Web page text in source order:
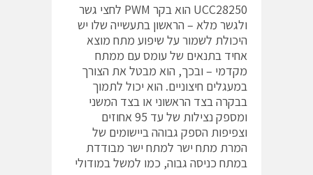
UCC28250 הוא בקר PWM לחצי גשר
ולגשר מלא – הראשון בתעשייה שלו יש
היכולת לשמור על שיפוע מתח מוצא
אחיד בתנאים של עומס עם ממתח
מקדמי – ובכך, הוא מבטל את הצורך
במעגלים חיצוניים. הוא יכול לתמוך
בבקרה בצד הראשוני או בצד המשני
ומספק נצילות של עד 95 אחוזים
וצפיפות הספק גבוהה ביישומים של
המרת מתח ישר למתח ישר מבודדת
במתח כניסה גבוה, כמו למשל במודולי